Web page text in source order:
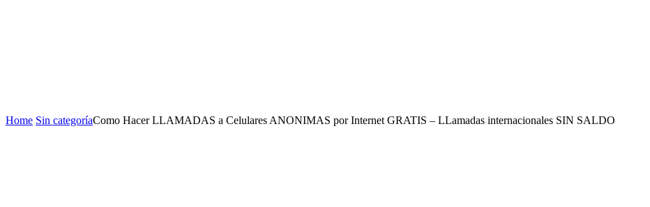
Home Sin categoríaComo Hacer LLAMADAS a Celulares ANONIMAS por Internet GRATIS – LLamadas internacionales SIN SALDO